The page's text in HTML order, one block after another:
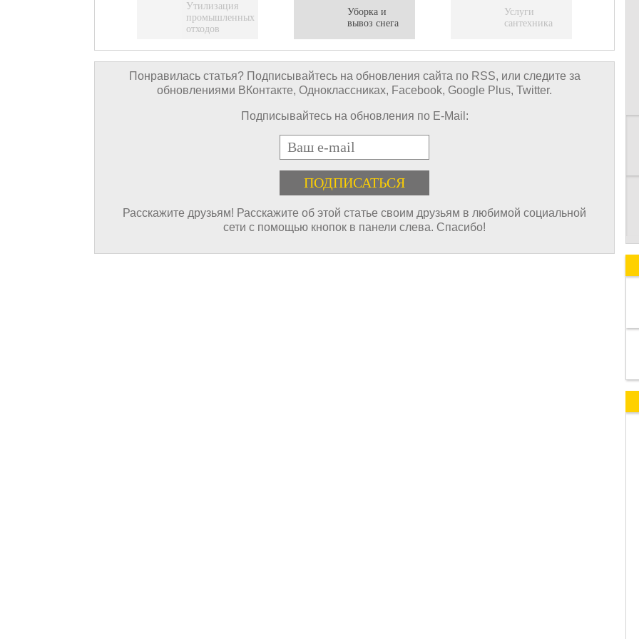
Утилизация
промышленных
отходов
Уборка и
вывоз снега
Услуги
сантехника
Понравилась статья? Подписывайтесь на обновления сайта по RSS, или следите за
обновлениями ВКонтакте, Одноклассниках, Facebook, Google Plus, Twitter.
Подписывайтесь на обновления по E-Mail:
E-mail
Расскажите друзьям! Расскажите об этой статье своим друзьям в любимой социальной
сети с помощью кнопок в панели слева. Спасибо!